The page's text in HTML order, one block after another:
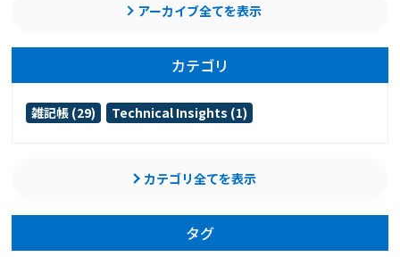
アーカイブ全てを表示
カテゴリ
雑記帳 (29) Technical Insights (1)
カテゴリ全てを表示
タグ